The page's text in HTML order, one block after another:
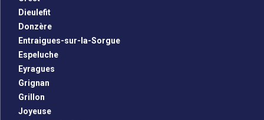
Dieulefit
Donzère
Entraigues-sur-la-Sorgue
Espeluche
Eyragues
Grignan
Grillon
Joyeuse